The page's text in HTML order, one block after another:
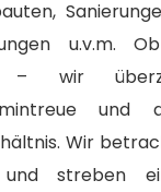
u.v.m.
– wir
und
Wir
streben